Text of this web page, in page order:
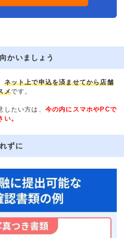
かいましょう
ネット上で申込を済ませてから店舗
メです。
たい方は、 今の内にスマホやPCで
。
ずに